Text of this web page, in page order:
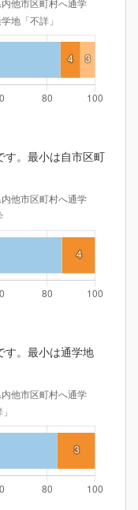
す。最小は自市区町
す。最小は通学地